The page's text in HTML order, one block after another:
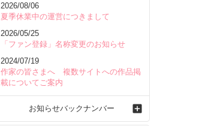
2026/08/06
夏季休業中の運営につきまして
2026/05/25
「ファン登録」名称変更のお知らせ
2024/07/19
作家の皆さまへ 複数サイトへの作品掲
載についてご案内
お知らせバックナンバー